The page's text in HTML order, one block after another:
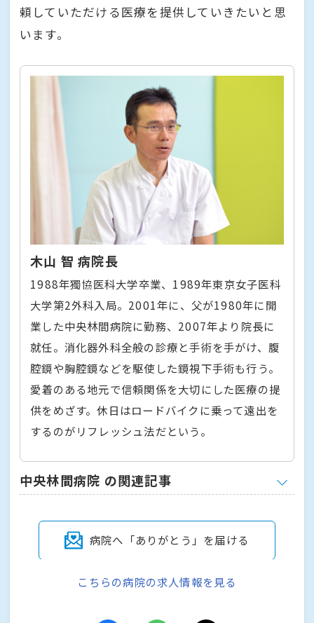
頼していただける医療を提供していきたいと思
います。
木山 智 病院長
1988年獨協医科大学卒業、1989年東京女子医科
大学第2外科入局。2001年に、父が1980年に開
業した中央林間病院に勤務、2007年より院長に
就任。消化器外科全般の診療と手術を手がけ、腹
腔鏡や胸腔鏡などを駆使した鏡視下手術も行う。
愛着のある地元で信頼関係を大切にした医療の提
供をめざす。休日はロードバイクに乗って遠出を
するのがリフレッシュ法だという。
中央林間病院 の関連記事
病院へ「ありがとう」を届ける
こちらの病院の求人情報を見る